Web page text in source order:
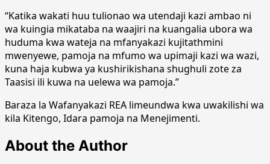
“Katika wakati huu tulionao wa utendaji kazi ambao ni
wa kuingia mikataba na waajiri na kuangalia ubora wa
huduma kwa wateja na mfanyakazi kujitathmini
mwenyewe, pamoja na mfumo wa upimaji kazi wa wazi,
kuna haja kubwa ya kushirikishana shughuli zote za
Taasisi ili kuwa na uelewa wa pamoja.”
Baraza la Wafanyakazi REA limeundwa kwa uwakilishi wa
kila Kitengo, Idara pamoja na Menejimenti.
About the Author